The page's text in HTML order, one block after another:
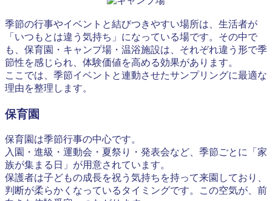
季節の行事やイベントと結びつきやすい場所は、生活者が
「いつもとは違う気持ち」になっている場です。その中で
も、保育園・キャンプ場・温浴施設は、それぞれ違う形で季
節性を感じられ、体験価値を高める効果があります。
ここでは、季節イベントと連動させたサンプリングに最適な
理由を整理します。
保育園
保育園は季節行事の中心です。
入園・進級・運動会・夏祭り・発表会など、季節ごとに「家
族が集まる日」が用意されています。
保護者は子どもの成長を祝う気持ちを持って来園しており、
判断が柔らかくなっているタイミングです。この空気が、前